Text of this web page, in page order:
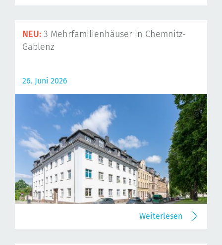
NEU: 3 Mehrfamilienhäuser in Chemnitz-
Gablenz
26. Juni 2026
Weiterlesen